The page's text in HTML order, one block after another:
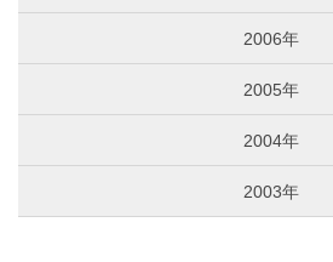
2006年
2005年
2004年
2003年